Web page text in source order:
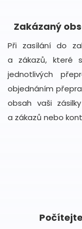
Zakázaný
Při zasílání do
a zákazů, které
jednotlivých
objednáním
obsah vaši
a zákazů nebo